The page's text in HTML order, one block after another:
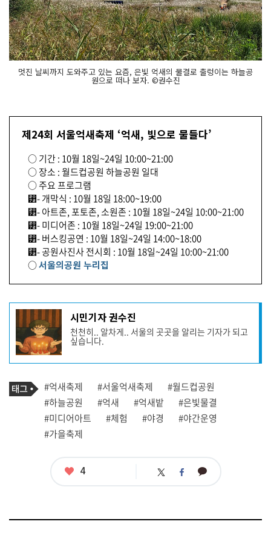
멋진 날씨까지 도와주고 있는 요즘, 은빛 억새의 물결로 출렁이는 하늘공
원으로 떠나 보자. ©권수진
제24회 서울억새축제 ‘억새, 빛으로 물들다’
○ 기간 : 10월 18일~24일 10:00~21:00
○ 장소 : 월드컵공원 하늘공원 일대
○ 주요 프로그램
⁲- 개막식 : 10월 18일 18:00~19:00
⁲- 아트존, 포토존, 소원존 : 10월 18일~24일 10:00~21:00
⁲- 미디어존 : 10월 18일~24일 19:00~21:00
⁲- 버스킹공연 : 10월 18일~24일 14:00~18:00
⁲- 공원사진사 전시회 : 10월 18일~24일 10:00~21:00
○서울의공원 누리집
기
사
작
성
자
프
필
시민기자 권수진
천천히.. 알차게.. 서울의 곳곳을 알리는 기자가 되고
싶습니다.
기
사
관
련
태
그
태
그
#억새축제 #서울억새축제
#월드컵공원
#하늘공원
#억새 #억새밭
#은빛물결
#미디어아트
#체험 #야경
#야간운영
#가을축제
좋
4 트 페 카